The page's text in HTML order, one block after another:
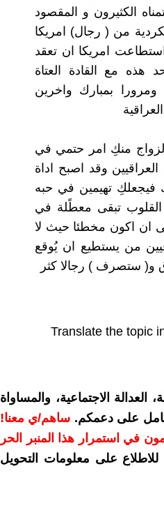
الكثيرون و المقصود
من ( رجال) امريكا
امريكا ان تعقد
مع القادة العتاة
ومرورا بمبارك واخرين
الزواج منكِ امر حتمي في
وقد اصبح اداة
فيجعلكِ تهيمين في حبه
تبقى معطًلة في
ان اكون مخطئا حيث لا
من يستطيع ان يُوقع
و( ستصرف ) رجالا كثر
Translate the topic
الاجتماعية، والمساواة
كامل على دعمكم. ساهم/ي معنا!
تساهمون في استمرار هذا المنبر الحر
للاطلاع على معلومات التحويل